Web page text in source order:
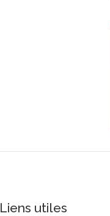
Liens utiles